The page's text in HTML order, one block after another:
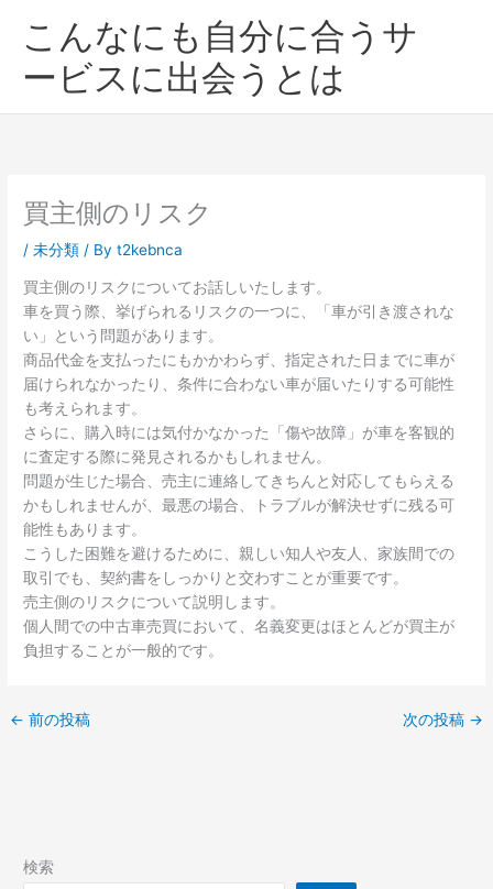
こんなにも自分に合うサ
ービスに出会うとは
買主側のリスク
/未分類 / Byt2kebnca
買主側のリスクについてお話しいたします。
車を買う際、挙げられるリスクの一つに、「車が引き渡されな
い」という問題があります。
商品代金を支払ったにもかかわらず、指定された日までに車が
届けられなかったり、条件に合わない車が届いたりする可能性
も考えられます。
さらに、購入時には気付かなかった「傷や故障」が車を客観的
に査定する際に発見されるかもしれません。
問題が生じた場合、売主に連絡してきちんと対応してもらえる
かもしれませんが、最悪の場合、トラブルが解決せずに残る可
能性もあります。
こうした困難を避けるために、親しい知人や友人、家族間での
取引でも、契約書をしっかりと交わすことが重要です。
売主側のリスクについて説明します。
個人間での中古車売買において、名義変更はほとんどが買主が
負担することが一般的です。
← 前の投稿 次の投稿 →
検索